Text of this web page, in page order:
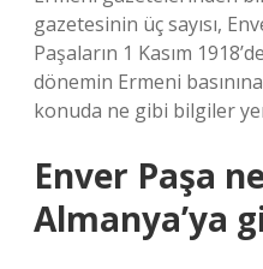
gazetesinin üç sayısı,
Paşaların 1 Kasım
dönemin Ermeni basınına
konuda ne gibi bilgiler
Enver Paşa
Almanya’ya